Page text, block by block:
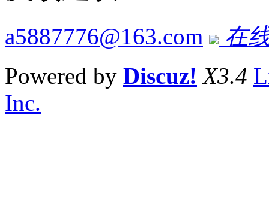
a5887776@163.com
在
Powered by Discuz! X3.4
Inc.